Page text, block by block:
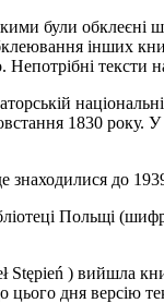
були обклеєні
інших
тексти
1830
до
Польщі
) вийшла
дня версію